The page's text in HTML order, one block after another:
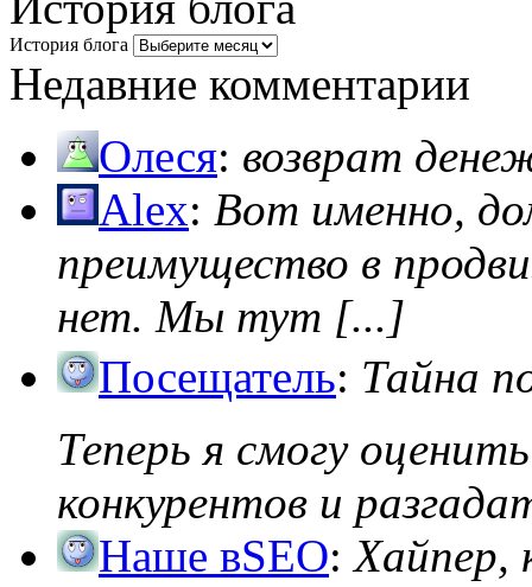
История блога
Недавние комментарии
Олеся: возврат
Alex: Вот именно,
преимущество в
нет. Мы тут [...]
Посещатель: Тайна
Теперь я смогу
конкурентов и
Наше вSEO:Хайпер,